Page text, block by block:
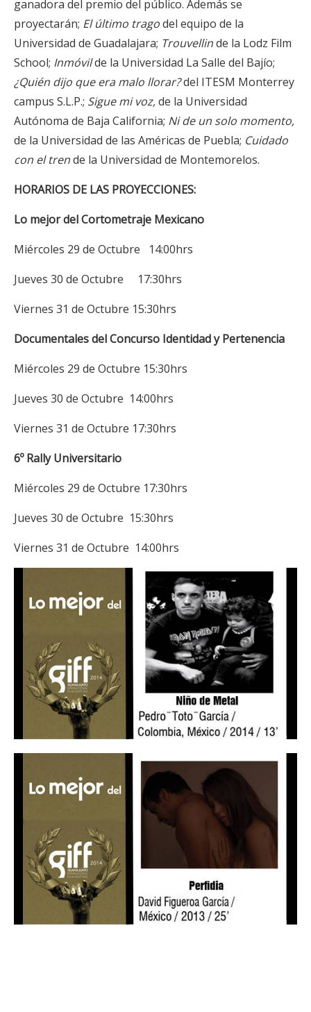
ganadora del premio del público. Además se
proyectarán; El último tragodel equipo de la
Universidad de Guadalajara; Trouvellinde la Lodz Film
School; Inmóvilde la Universidad La Salle del Bajío;
¿Quién dijo que era malo llorar?del ITESM Monterrey
campus S.L.P.; Sigue mi voz,de la Universidad
Autónoma de Baja California; Ni de un solo momento,
de la Universidad de las Américas de Puebla; Cuidado
con el trende la Universidad de Montemorelos.
HORARIOS DE LAS PROYECCIONES:
Lo mejor del Cortometraje Mexicano
Miércoles 29 de Octubre 14:00hrs
Jueves 30 de Octubre 17:30hrs
Viernes 31 de Octubre 15:30hrs
Documentales del Concurso Identidad y Pertenencia
Miércoles 29 de Octubre 15:30hrs
Jueves 30 de Octubre 14:00hrs
Viernes 31 de Octubre 17:30hrs
6º Rally Universitario
Miércoles 29 de Octubre 17:30hrs
Jueves 30 de Octubre 15:30hrs
Viernes 31 de Octubre 14:00hrs